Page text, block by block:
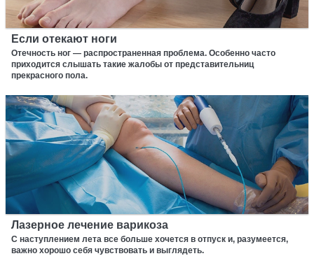
Если отекают ноги
Отечность ног — распространенная проблема. Особенно часто
приходится слышать такие жалобы от представительниц
прекрасного пола.
Лазерное лечение варикоза
С наступлением лета все больше хочется в отпуск и, разумеется,
важно хорошо себя чувствовать и выглядеть.